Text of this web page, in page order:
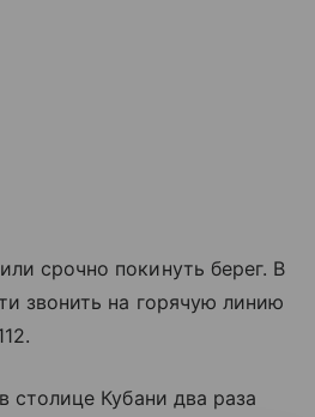
срочно покинуть берег. В
звонить на горячую линию
столице Кубани два раза